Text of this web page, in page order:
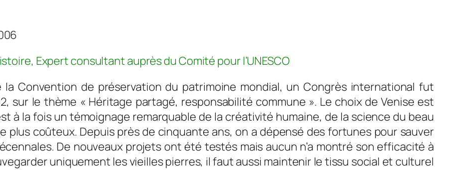
Expert consultant auprès du Comité pour l’UNESCO
la Convention de préservation du patrimoine mondial, un Congrès international fut
sur le thème « Héritage partagé, responsabilité commune ». Le choix de Venise est
à la fois un témoignage remarquable de la créativité humaine, de la science du beau
plus coûteux. Depuis près de cinquante ans, on a dépensé des fortunes pour sauver
De nouveaux projets ont été testés mais aucun n’a montré son efficacité à
uniquement les vieilles pierres, il faut aussi maintenir le tissu social et culturel